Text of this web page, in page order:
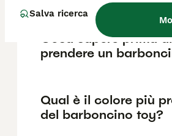
Salva ricerca
Cosa sapere prima di
prendere un
Qual è il colore più
del barboncino toy?